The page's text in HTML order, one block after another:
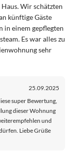
Wir schätzten
künftige Gäste
in einem gepflegten
Es war alles zu
sehr
25.09.2025
super Bewertung,
dieser Wohnung
und
Liebe Grüße